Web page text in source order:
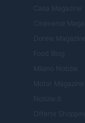
Casa Magazine
Cineverse
Donne Magazine
Food Blog
Milano Notizie
Motor Magazine
Notizie.it
Offerte